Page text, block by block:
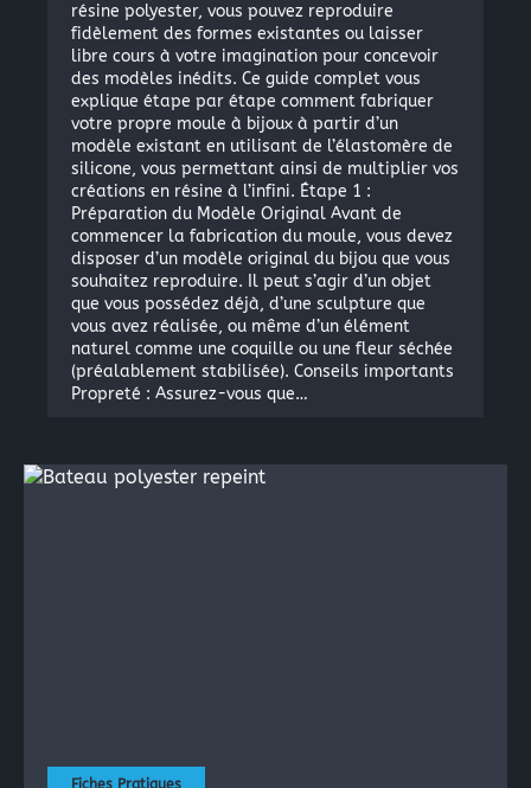
résine polyester, vous pouvez reproduire
fidèlement des formes existantes ou laisser
libre cours à votre imagination pour concevoir
des modèles inédits. Ce guide complet vous
explique étape par étape comment fabriquer
votre propre moule à bijoux à partir d’un
modèle existant en utilisant de l’élastomère de
silicone, vous permettant ainsi de multiplier vos
créations en résine à l’infini. Étape 1 :
Préparation du Modèle Original Avant de
commencer la fabrication du moule, vous devez
disposer d’un modèle original du bijou que vous
souhaitez reproduire. Il peut s’agir d’un objet
que vous possédez déjà, d’une sculpture que
vous avez réalisée, ou même d’un élément
naturel comme une coquille ou une fleur séchée
(préalablement stabilisée). Conseils importants
Propreté : Assurez-vous que…
Fiches Pratiques